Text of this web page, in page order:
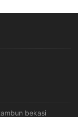
bekasi